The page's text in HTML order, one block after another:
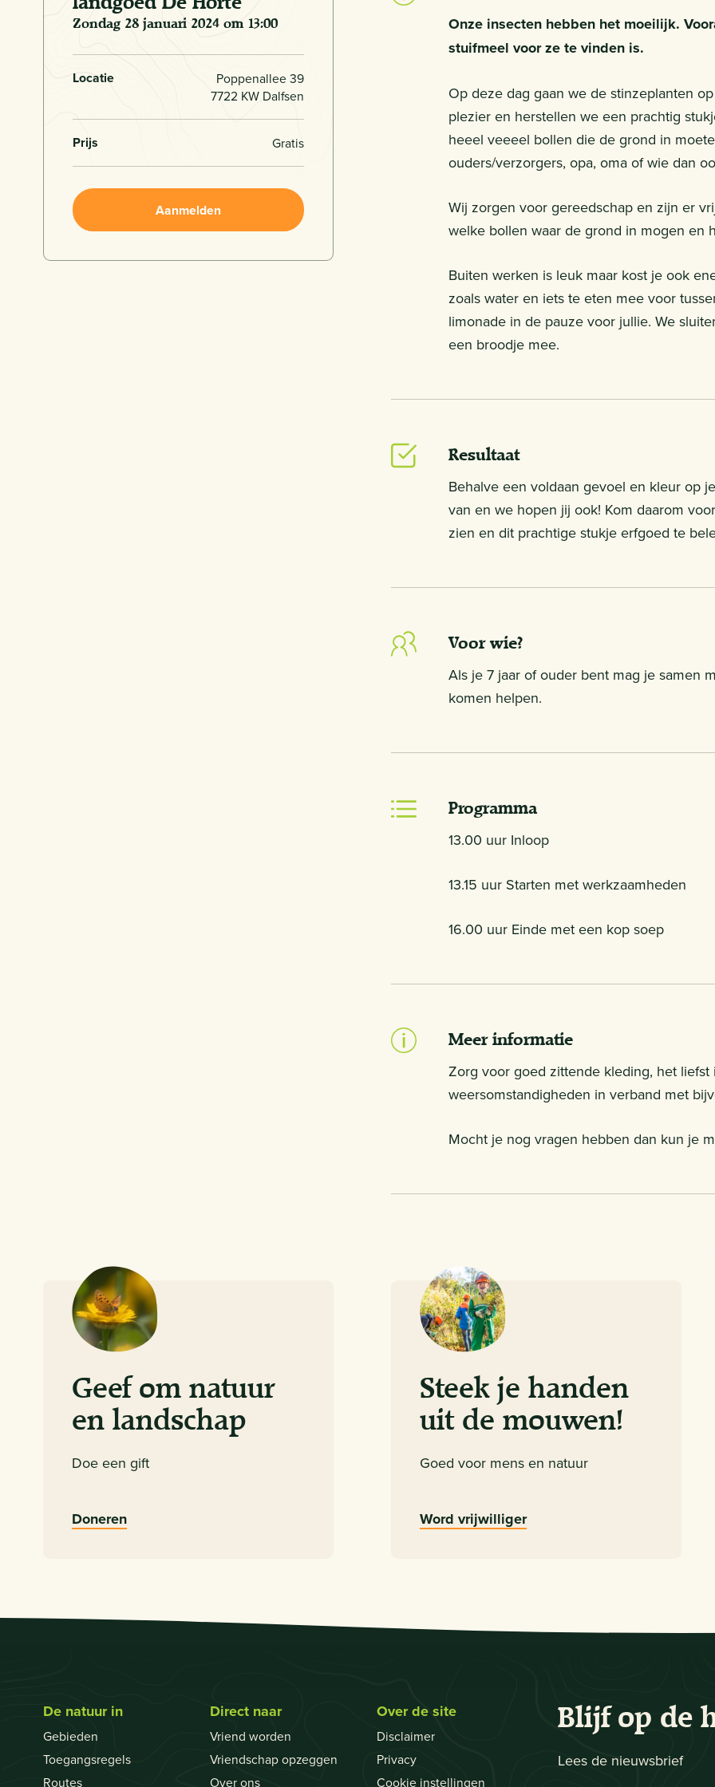
zondag 28 januari 2024 om 13:00
Locatie
Poppenallee 39
7722 KW Dalfsen
Prijs Gratis
Aanmelden
Onze insecten hebben het moeilijk.
stuifmeel voor ze te vinden is.
Op deze dag gaan we de stinzeplanten
plezier en herstellen we een prachtig
heeel veeeel bollen die de grond in
ouders/verzorgers, opa, oma of wie dan
Wij zorgen voor gereedschap en zijn er
welke bollen waar de grond in mogen en
Buiten werken is leuk maar kost je ook
zoals water en iets te eten mee voor
limonade in de pauze voor jullie. We
een broodje mee.
Resultaat
Behalve een voldaan gevoel en kleur op
van en we hopen jij ook! Kom daarom
zien en dit prachtige stukje erfgoed te
Voor wie?
Als je 7 jaar of ouder bent mag je samen
komen helpen.
Programma
13.00 uur Inloop
13.15 uur Starten met werkzaamheden
16.00 uur Einde met een kop soep
Meer informatie
Zorg voor goed zittende kleding, het
weersomstandigheden in verband met
Mocht je nog vragen hebben dan kun je
Geef om natuur
en landschap
Doe een gift
Doneren
Steek je handen
uit de mouwen!
Goed voor mens en natuur
Word vrijwilliger
De natuur in
Gebieden
Toegangsregels
Routes
Direct naar
Vriend worden
Vriendschap opzeggen
Over ons
Over de site
Disclaimer
Privacy
Cookie instellingen
Blijf op de
Lees de nieuwsbrief